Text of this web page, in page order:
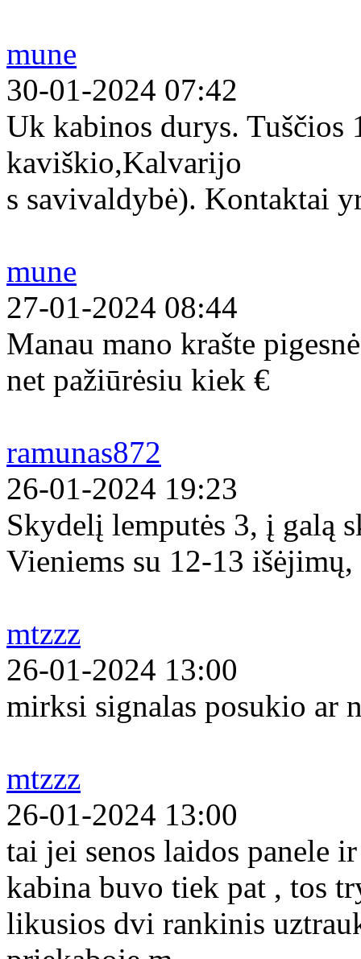
mune
30-01-2024 07:42
Uk kabinos durys.
kaviškio,Kalvarijo
s savivaldybė). Kontaktai
mune
27-01-2024 08:44
Manau mano krašte
net pažiūrėsiu kiek €
ramunas872
26-01-2024 19:23
Skydelį lemputės 3, į galą
Vieniems su 12-13 išėjimų,
mtzzz
26-01-2024 13:00
mirksi signalas posukio ar
mtzzz
26-01-2024 13:00
tai jei senos laidos panele
kabina buvo tiek pat , tos
likusios dvi rankinis